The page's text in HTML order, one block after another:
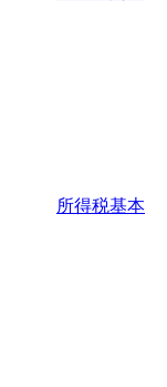
所得税基本